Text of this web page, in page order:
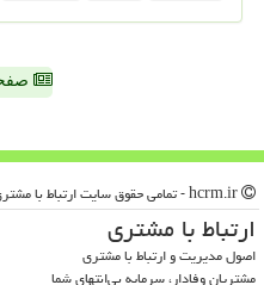
ارتباط با مشتری
اصول مدیریت و ارتباط با مشتری
مشتریان وفادار، سرمایه بی‌انتهای شما